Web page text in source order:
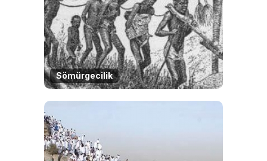
Sömürgecilik